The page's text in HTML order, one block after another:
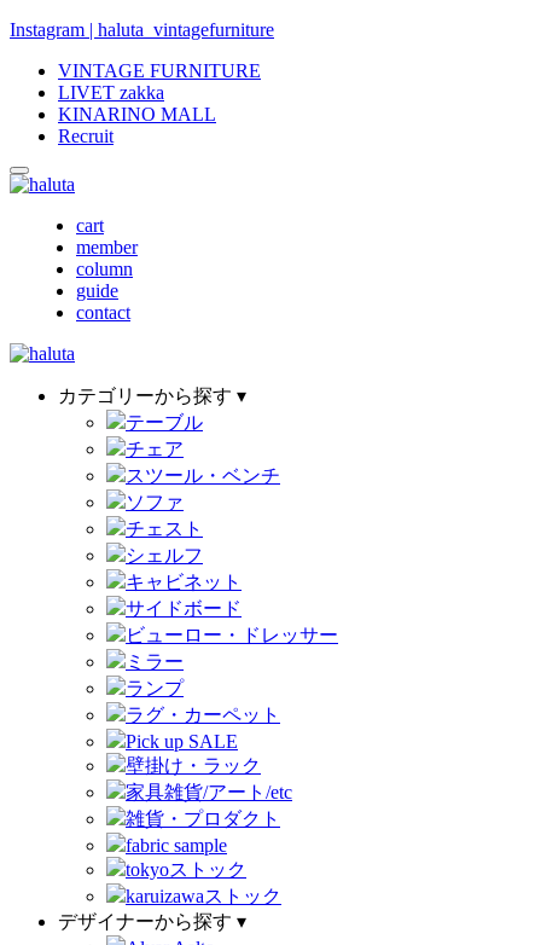
Instagram | haluta_vintagefurniture
VINTAGE FURNITURE
LIVET zakka
KINARINO MALL
Recruit
cart
member
column
guide
contact
カテゴリーから探す ▾
テーブル
チェア
スツール・ベンチ
ソファ
チェスト
シェルフ
キャビネット
サイドボード
ビューロー・ドレッサー
ミラー
ランプ
ラグ・カーペット
Pick up SALE
壁掛け・ラック
家具雑貨/アート/etc
雑貨・プロダクト
fabric sample
tokyoストック
karuizawaストック
デザイナーから探す ▾